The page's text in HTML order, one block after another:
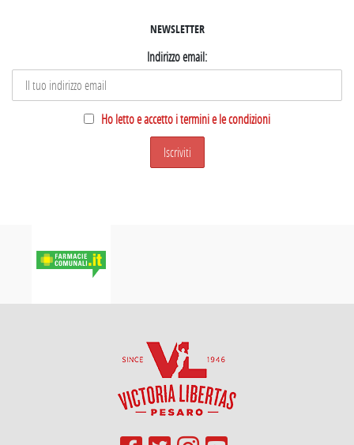
NEWSLETTER
Indirizzo email:
Ho letto e accetto i termini e le condizioni